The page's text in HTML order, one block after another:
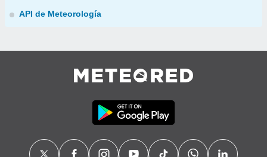
API de Meteorología